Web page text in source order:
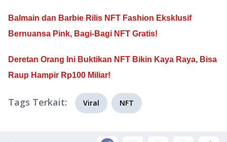
Balmain dan Barbie Rilis NFT Fashion Eksklusif
Bernuansa Pink, Bagi-Bagi NFT Gratis!
Deretan Orang Ini Buktikan NFT Bikin Kaya Raya, Bisa
Raup Hampir Rp100 Miliar!
Tags Terkait: Viral NFT